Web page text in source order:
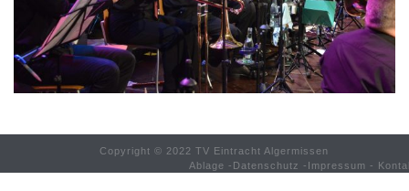
Copyright © 2022 TV Eintracht Algermissen
Ablage - Datenschutz - Impressum -